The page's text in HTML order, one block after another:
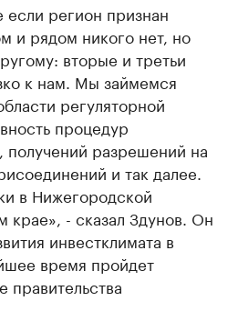
если регион признан
и рядом никого нет, но
вторые и третьи
к нам. Мы займемся
регуляторной
процедур
разрешений на
и так далее.
в Нижегородской
крае», - сказал Здунов. Он
инвестклимата в
время пройдет
правительства